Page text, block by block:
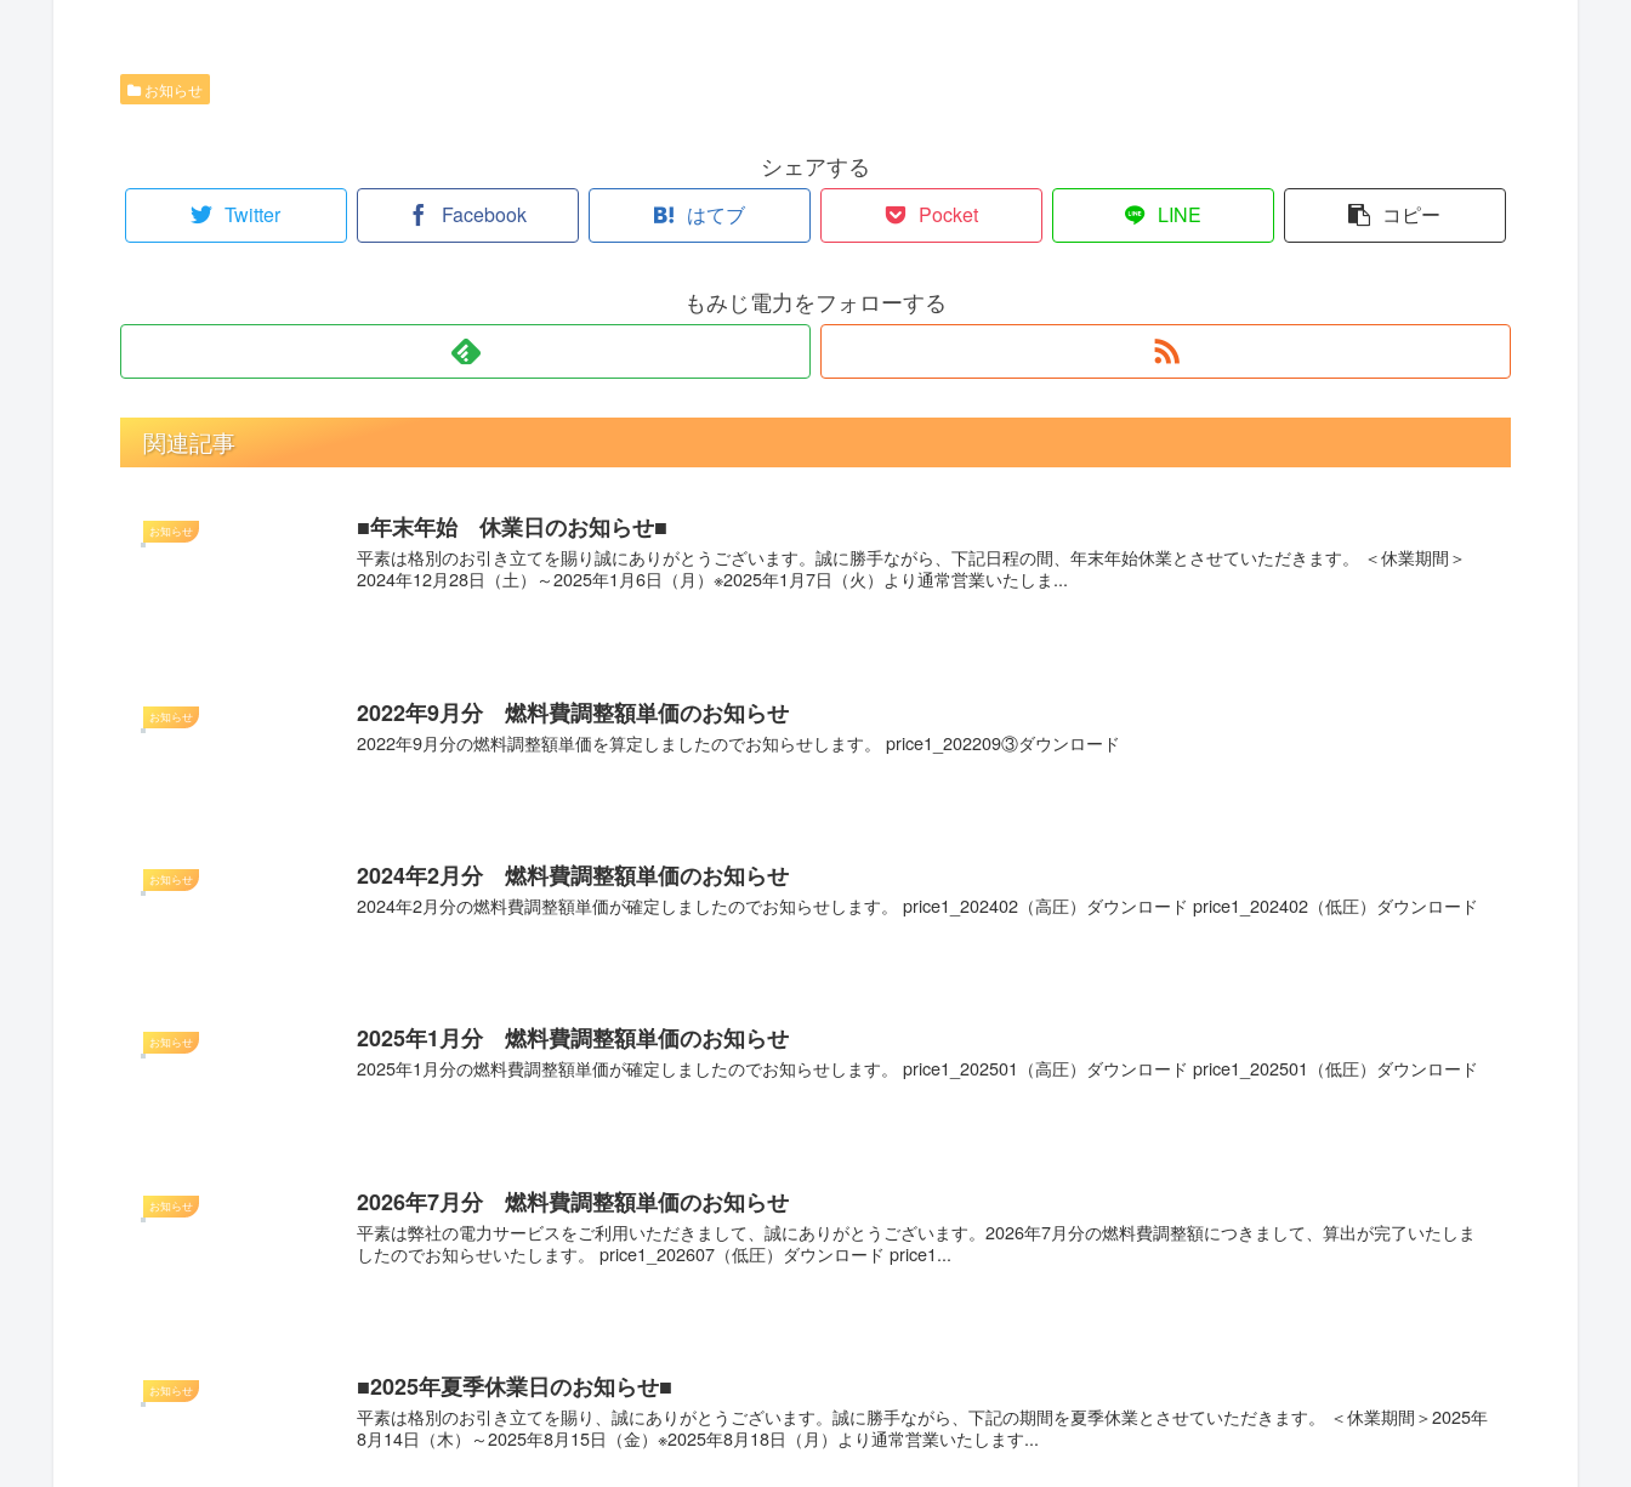
お知らせ
シェアする
Twitter Facebook はてブ Pocket LINE コピー
もみじ電力をフォローする
関連記事
お知らせ ■年末年始 休業日のお知らせ■
平素は格別のお引き立てを賜り誠にありがとうございます。誠に勝手ながら、下記日程の間、年末年始休業とさせていただきます。 ＜休業期間＞
2024年12月28日（土）～2025年1月6日（月）※2025年1月7日（火）より通常営業いたしま...
お知らせ 2022年9月分 燃料費調整額単価のお知らせ
2022年9月分の燃料調整額単価を算定しましたのでお知らせします。 price1_202209③ダウンロード
お知らせ 2024年2月分 燃料費調整額単価のお知らせ
2024年2月分の燃料費調整額単価が確定しましたのでお知らせします。 price1_202402（高圧）ダウンロード price1_202402（低圧）ダウンロード
お知らせ 2025年1月分 燃料費調整額単価のお知らせ
2025年1月分の燃料費調整額単価が確定しましたのでお知らせします。 price1_202501（高圧）ダウンロード price1_202501（低圧）ダウンロード
お知らせ 2026年7月分 燃料費調整額単価のお知らせ
平素は弊社の電力サービスをご利用いただきまして、誠にありがとうございます。2026年7月分の燃料費調整額につきまして、算出が完了いたしま
したのでお知らせいたします。 price1_202607（低圧）ダウンロード price1...
お知らせ ■2025年夏季休業日のお知らせ■
平素は格別のお引き立てを賜り、誠にありがとうございます。誠に勝手ながら、下記の期間を夏季休業とさせていただきます。 ＜休業期間＞2025年
8月14日（木）～2025年8月15日（金）※2025年8月18日（月）より通常営業いたします...